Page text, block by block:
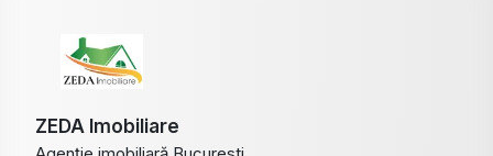
ZEDA Imobiliare